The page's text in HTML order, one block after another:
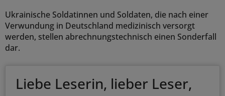
Ukrainische Soldatinnen und Soldaten, die nach einer
Verwundung in Deutschland medizinisch versorgt
werden, stellen abrechnungstechnisch einen Sonderfall
dar.
Liebe Leserin, lieber Leser,